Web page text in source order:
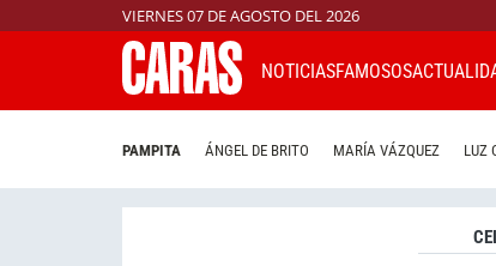
VIERNES 07 DE AGOSTO DEL 2026
NOTICIASFAMOSOS
PAMPITA ÁNGEL DE BRITO MARÍA VÁZQUEZ LUZ